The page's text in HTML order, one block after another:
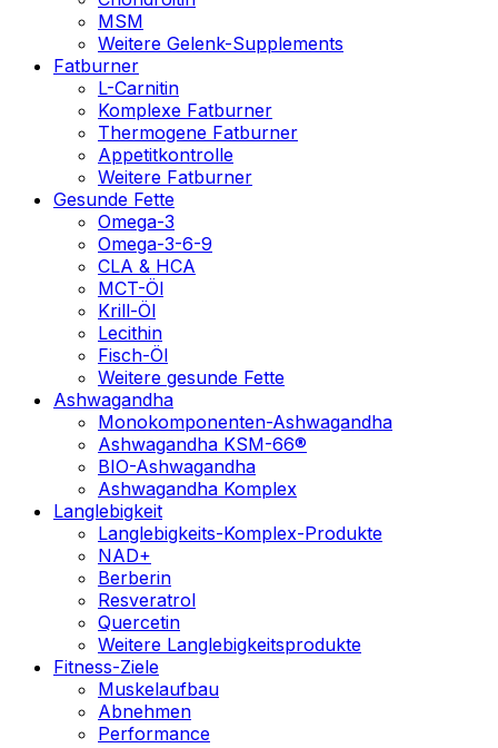
MSM
Weitere Gelenk-Supplements
Fatburner
L-Carnitin
Komplexe Fatburner
Thermogene Fatburner
Appetitkontrolle
Weitere Fatburner
Gesunde Fette
Omega-3
Omega-3-6-9
CLA & HCA
MCT-Öl
Krill-Öl
Lecithin
Fisch-Öl
Weitere gesunde Fette
Ashwagandha
Monokomponenten-Ashwagandha
Ashwagandha KSM-66®
BIO-Ashwagandha
Ashwagandha Komplex
Langlebigkeit
Langlebigkeits-Komplex-Produkte
NAD+
Berberin
Resveratrol
Quercetin
Weitere Langlebigkeitsprodukte
Fitness-Ziele
Muskelaufbau
Abnehmen
Performance